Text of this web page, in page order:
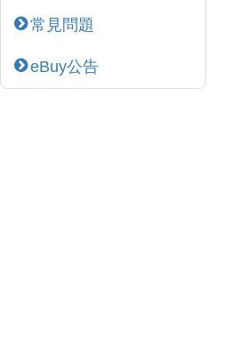
常見問題
eBuy公告